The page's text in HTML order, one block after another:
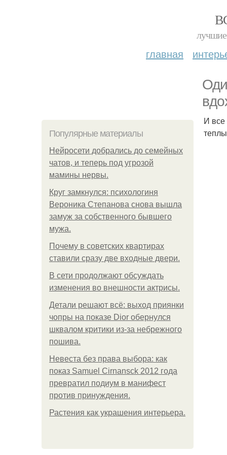
лучшие
главная
Популярные материалы
Нейросети добрались до семейных
чатов, и теперь под угрозой
мамины нервы.
Круг замкнулся: психологиня
Вероника Степанова снова вышла
замуж за собственного бывшего
мужа.
Почему в советских квартирах
ставили сразу две входные двери.
В сети продолжают обсуждать
изменения во внешности актрисы.
Детали решают всё: выход приянки
чопры на показе Dior обернулся
шквалом критики из-за небрежного
пошива.
Невеста без права выбора: как
показ Samuel Cirnansck 2012 года
превратил подиум в манифест
против принуждения.
Растения как украшения интерьера.
И все